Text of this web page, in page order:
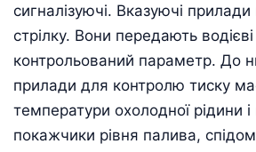
сигналізуючі. Вказуючі
стрілку. Вони передають
контрольований параметр. До
прилади для контролю тиску
температури охолодної рідини і
покажчики рівня палива,